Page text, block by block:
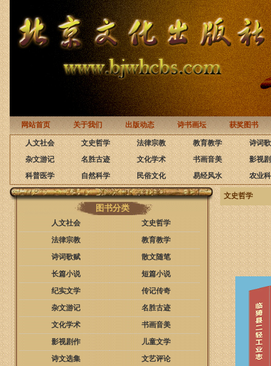
网站首页 关于我们 出版动态 诗书画坛 获奖图书
人文社会 文史哲学 法律宗教 教育教学
诗词
杂文游记
名胜古迹 文化学术 书画音美
影视
科普医学
自然科学 民俗文化 易经风水 农业
图书分类
人文社会
文史哲学
法律宗教
教育教学
诗词歌赋
散文随笔
长篇小说
短篇小说
纪实文学
传记传奇
杂文游记
名胜古迹
文化学术
书画音美
影视剧作
儿童文学
诗文选集
文艺评论
文史哲学